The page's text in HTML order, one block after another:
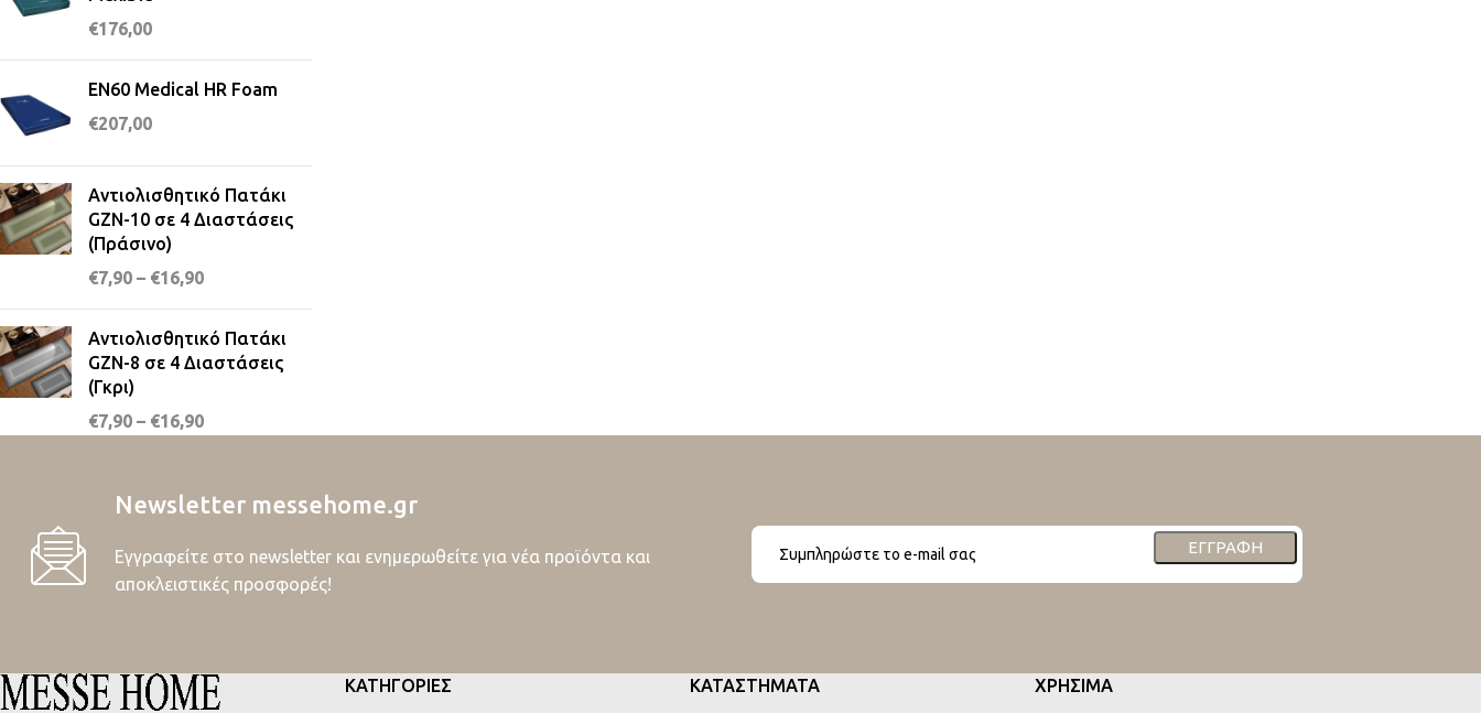
€176,00
EN60 Medical HR Foam
€207,00
Αντιολισθητικό Πατάκι
GZN-10 σε 4 Διαστάσεις
(Πράσινο)
€7,90 – €16,90
Αντιολισθητικό Πατάκι
GZN-8 σε 4 Διαστάσεις
(Γκρι)
€7,90 – €16,90
Newsletter messehome.gr
Εγγραφείτε στο newsletter και ενημερωθείτε για νέα προϊόντα και
αποκλειστικές προσφορές!
ΕΓΓΡΑΦΉ
ΚΑΤΗΓΟΡΙΕΣ ΚΑΤΑΣΤΗΜΑΤΑ ΧΡΗΣΙΜΑ